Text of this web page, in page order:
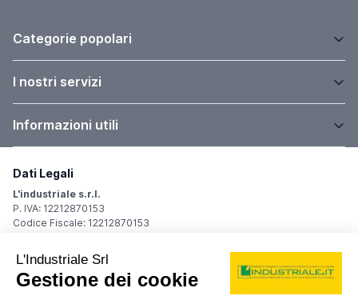
Categorie popolari
I nostri servizi
Informazioni utili
Dati Legali
L'industriale s.r.l.
P. IVA: 12212870153
Codice Fiscale: 12212870153
Sede Legale
Via Carlo Dolci, 32
20148 Milano (MI)